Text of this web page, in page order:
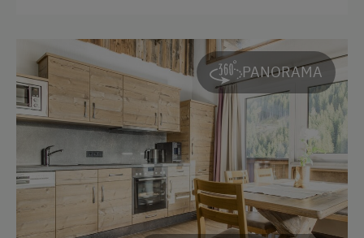
Fernseher
Heizung
Safe
Toaster
Radio
Dusche
Haarföhn
PANORAMA